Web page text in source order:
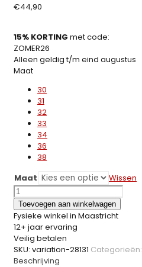
€44,90
15% KORTING met code:
ZOMER26
Alleen geldig t/m eind augustus
Maat
30
31
32
33
34
36
38
Maat
Wissen
Icon2
Jeans
Short
2681
aantal
Toevoegen aan winkelwagen
Fysieke winkel in Maastricht
12+ jaar ervaring
Veilig betalen
SKU: variation-28131 Categorieën:
Beschrijving